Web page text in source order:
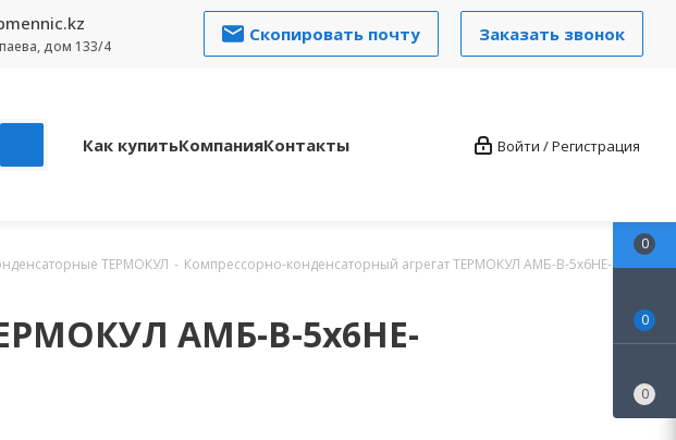
дом 133/4
Скопировать почту Заказать звонок
Как купитьКомпанияКонтакты Войти / Регистрация
ТЕРМОКУЛ - Компрессорно-конденсаторный агрегат ТЕРМОКУЛ АМБ-В-5х6HE-35Y-
АМБ-В-5х6HE-
0
0
0